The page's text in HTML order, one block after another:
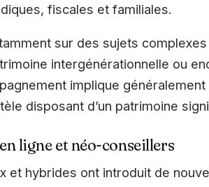
fiscales et familiales.
sur des sujets
intergénérationnelle ou
implique
disposant d’un patrimoine
ligne et néo-conseillers
et hybrides ont introduit de